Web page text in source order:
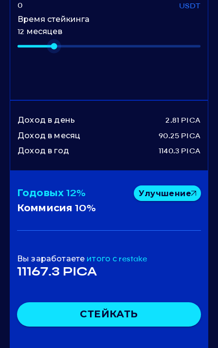
USDT
Время стейкинга
12 месяцев
Доход в день
2.81 PICA
Доход в месяц
90.25 PICA
Доход в год
1140.3 PICA
Годовых 12% Улучшение
Коммисия 10%
Вы заработаете итого с restake
11167.3 PICA
СТЕЙКАТЬ